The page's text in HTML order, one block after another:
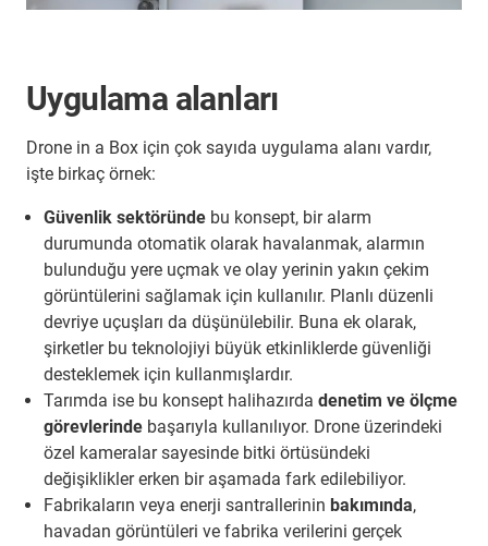
Uygulama alanları
Drone in a Box için çok sayıda uygulama alanı vardır,
işte birkaç örnek:
Güvenlik sektöründe bu konsept, bir alarm
durumunda otomatik olarak havalanmak, alarmın
bulunduğu yere uçmak ve olay yerinin yakın çekim
görüntülerini sağlamak için kullanılır. Planlı düzenli
devriye uçuşları da düşünülebilir. Buna ek olarak,
şirketler bu teknolojiyi büyük etkinliklerde güvenliği
desteklemek için kullanmışlardır.
Tarımda ise bu konsept halihazırda denetim ve ölçme
görevlerinde başarıyla kullanılıyor. Drone üzerindeki
özel kameralar sayesinde bitki örtüsündeki
değişiklikler erken bir aşamada fark edilebiliyor.
Fabrikaların veya enerji santrallerinin bakımında,
havadan görüntüleri ve fabrika verilerini gerçek